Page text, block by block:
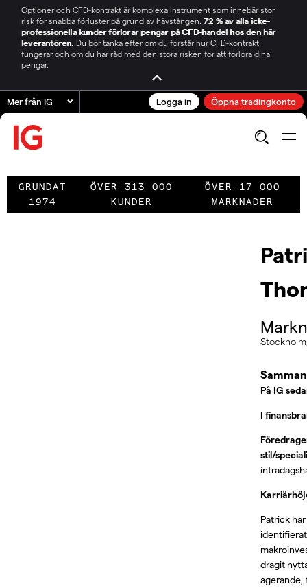
Optioner och CFD-kontrakt är komplexa instrument som innebär stor
risk för snabba förluster på grund av hävstången. 72 % av alla icke-
professionella kunder förlorar pengar på CFD-handel hos den här
leverantören. Du bör tänka efter om du förstår hur CFD-kontrakt
fungerar och om du har råd med den stora risken för att förlora dina
pengar.
Mer från IG Logga in Öppna tradingkonto
GRUNDAT
1974
ÖVER 313 000
KUNDER
ÖVER 17 000
MARKNADER
På IG
I
stil/
Patrick
dragit
agerande,